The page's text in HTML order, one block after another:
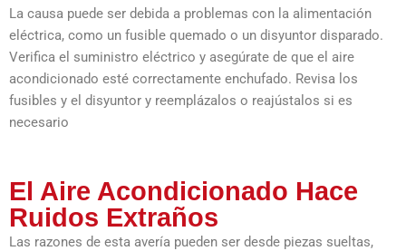
La causa puede ser debida a problemas con la alimentación
eléctrica, como un fusible quemado o un disyuntor disparado.
Verifica el suministro eléctrico y asegúrate de que el aire
acondicionado esté correctamente enchufado. Revisa los
fusibles y el disyuntor y reemplázalos o reajústalos si es
necesario
El Aire Acondicionado Hace
Ruidos Extraños
Las razones de esta avería pueden ser desde piezas sueltas,